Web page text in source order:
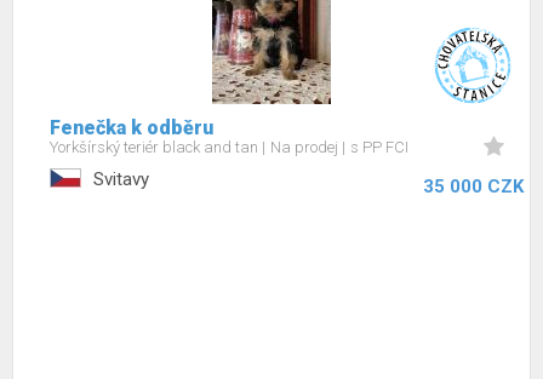
Fenečka k odběru
Yorkšírský teriér black and tan Na prodej s PP FCI
Svitavy 35 000 CZK